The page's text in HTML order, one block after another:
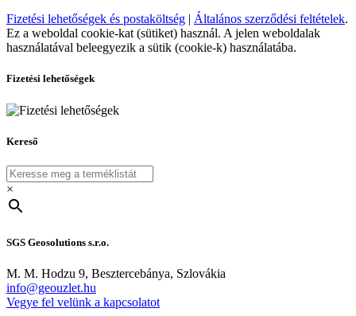
Fizetési lehetőségek és postaköltség | Általános szerződési feltételek.
Ez a weboldal cookie-kat (sütiket) használ. A jelen weboldalak
használatával beleegyezik a sütik (cookie-k) használatába.
Fizetési lehetőségek
Kereső
×
SGS Geosolutions s.r.o.
M. M. Hodzu 9, Besztercebánya, Szlovákia
info@geouzlet.hu
Vegye fel velünk a kapcsolatot